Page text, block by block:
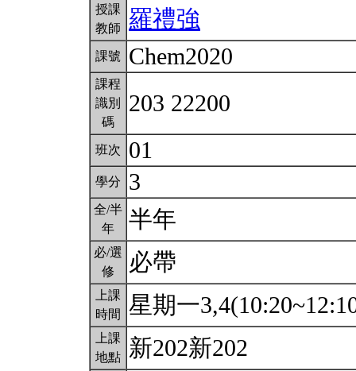
授課
教師
羅禮強
課號 Chem2020
課程
識別
碼
203 22200
班次 01
學分 3
全/半
年
半年
必/選
修
必帶
上課
時間
星期一
上課
地點
新202新202